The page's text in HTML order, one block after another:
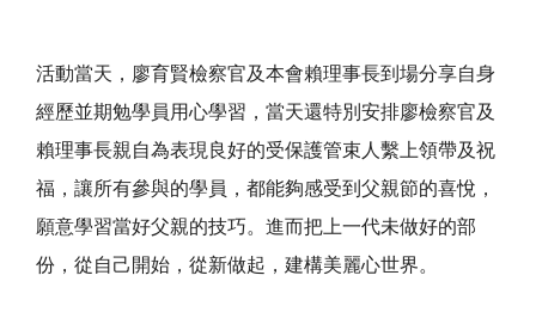
活動當天，廖育賢檢察官及本會賴理事長到場分享自身
經歷並期勉學員用心學習，當天還特別安排廖檢察官及
賴理事長親自為表現良好的受保護管束人繫上領帶及祝
福，讓所有參與的學員，都能夠感受到父親節的喜悅，
願意學習當好父親的技巧。進而把上一代未做好的部
份，從自己開始，從新做起，建構美麗心世界。